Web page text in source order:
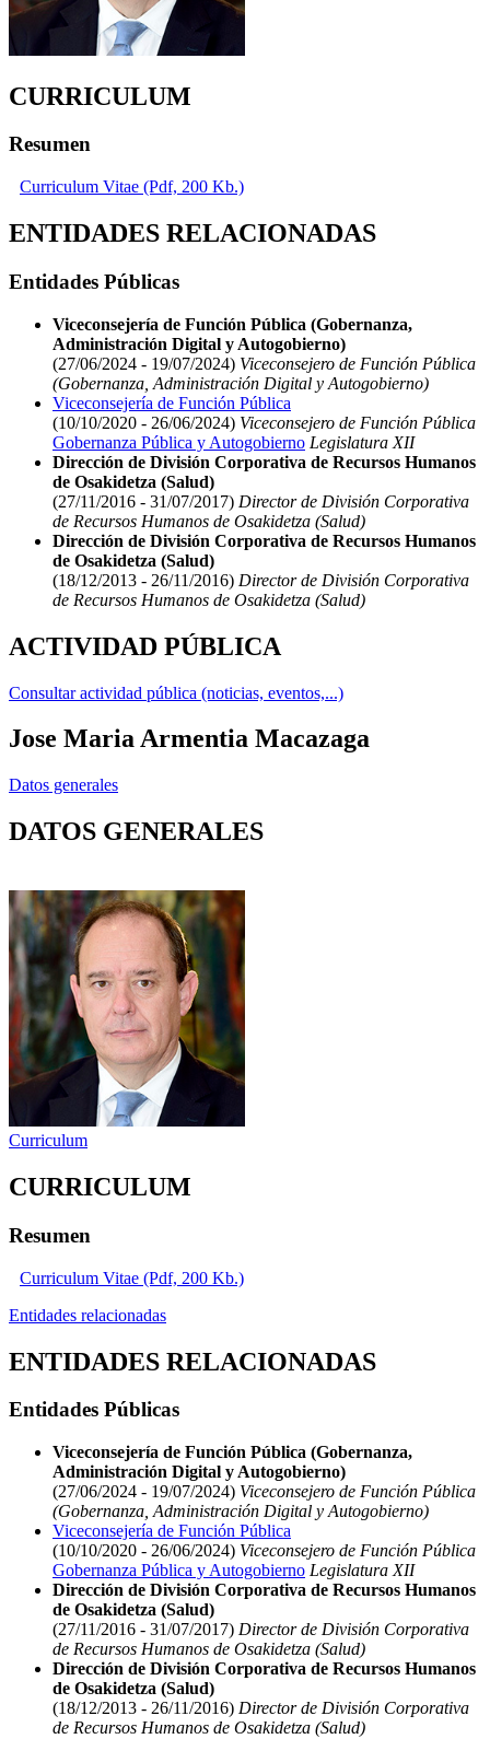
CURRICULUM
Resumen
Curriculum Vitae (Pdf, 200 Kb.)
ENTIDADES RELACIONADAS
Entidades Públicas
Viceconsejería de Función Pública (Gobernanza,
Administración Digital y Autogobierno)
(27/06/2024 - 19/07/2024) Viceconsejero de Función Pública
(Gobernanza, Administración Digital y Autogobierno)
Viceconsejería de Función Pública
(10/10/2020 - 26/06/2024) Viceconsejero de Función Pública
Gobernanza Pública y Autogobierno Legislatura XII
Dirección de División Corporativa de Recursos Humanos
de Osakidetza (Salud)
(27/11/2016 - 31/07/2017) Director de División Corporativa
de Recursos Humanos de Osakidetza (Salud)
Dirección de División Corporativa de Recursos Humanos
de Osakidetza (Salud)
(18/12/2013 - 26/11/2016) Director de División Corporativa
de Recursos Humanos de Osakidetza (Salud)
ACTIVIDAD PÚBLICA
Consultar actividad pública (noticias, eventos,...)
Jose Maria Armentia Macazaga
Datos generales
DATOS GENERALES
Curriculum
CURRICULUM
Resumen
Curriculum Vitae (Pdf, 200 Kb.)
Entidades relacionadas
ENTIDADES RELACIONADAS
Entidades Públicas
Viceconsejería de Función Pública (Gobernanza,
Administración Digital y Autogobierno)
(27/06/2024 - 19/07/2024) Viceconsejero de Función Pública
(Gobernanza, Administración Digital y Autogobierno)
Viceconsejería de Función Pública
(10/10/2020 - 26/06/2024) Viceconsejero de Función Pública
Gobernanza Pública y Autogobierno Legislatura XII
Dirección de División Corporativa de Recursos Humanos
de Osakidetza (Salud)
(27/11/2016 - 31/07/2017) Director de División Corporativa
de Recursos Humanos de Osakidetza (Salud)
Dirección de División Corporativa de Recursos Humanos
de Osakidetza (Salud)
(18/12/2013 - 26/11/2016) Director de División Corporativa
de Recursos Humanos de Osakidetza (Salud)